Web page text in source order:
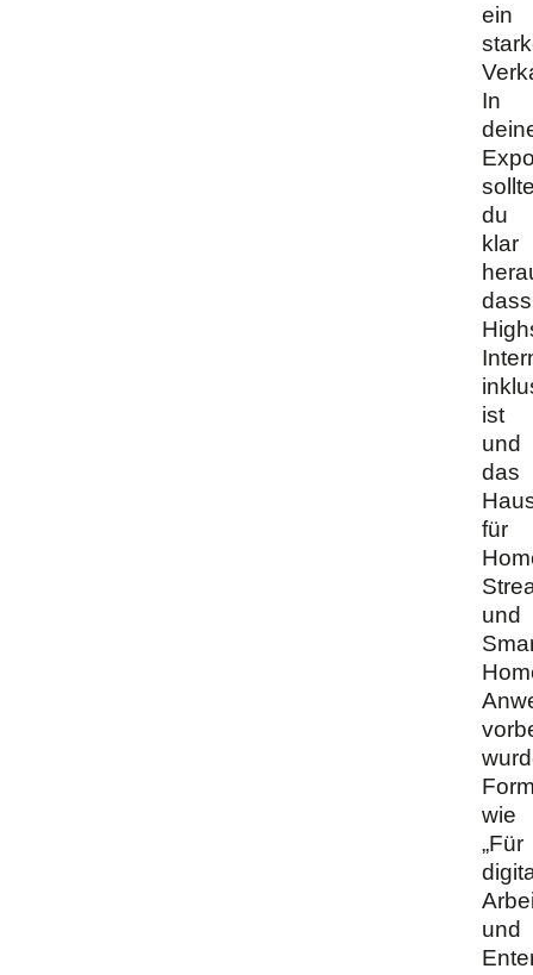
ein
In
du
klar
dass
ist
und
das
für
und
wie
„Für
und